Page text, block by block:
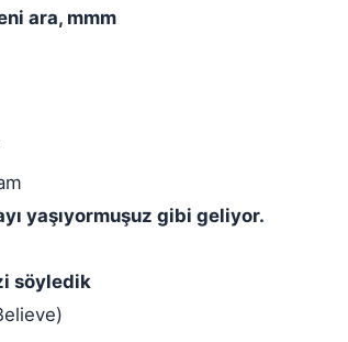
ara, mmm
yaşıyormuşuz gibi geliyor.
söyledik